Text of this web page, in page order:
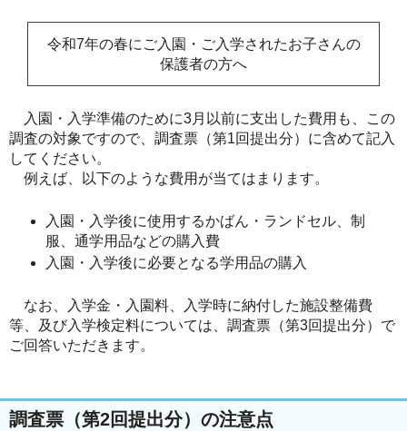
令和7年の春にご入園・ご入学されたお子さんの
保護者の方へ
入園・入学準備のために3月以前に支出した費用も、この
調査の対象ですので、調査票（第1回提出分）に含めて記入
してください。
例えば、以下のような費用が当てはまります。
入園・入学後に使用するかばん・ランドセル、制
服、通学用品などの購入費
入園・入学後に必要となる学用品の購入
なお、入学金・入園料、入学時に納付した施設整備費
等、及び入学検定料については、調査票（第3回提出分）で
ご回答いただきます。
調査票（第2回提出分）の注意点